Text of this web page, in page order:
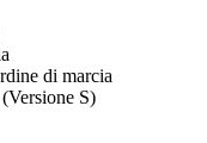
di marcia
S)